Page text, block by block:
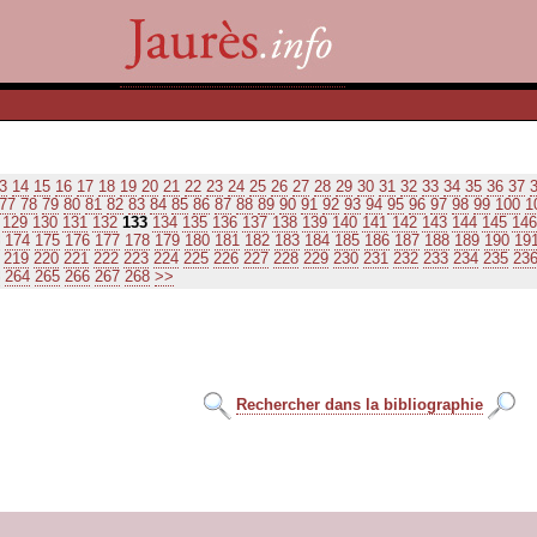
14 15 16 17 18 19 20 21 22 23 24 25 26 27 28 29 30 31 32 33 34 35 36 37
77 78 79 80 81 82 83 84 85 86 87 88 89 90 91 92 93 94 95 96 97 98 99 100
129 130 131 132 133 134 135 136 137 138 139 140 141 142 143 144 145 146
174 175 176 177 178 179 180 181 182 183 184 185 186 187 188 189 190 191
219 220 221 222 223 224 225 226 227 228 229 230 231 232 233 234 235 236
264 265 266 267 268 >>
Rechercher dans la bibliographie